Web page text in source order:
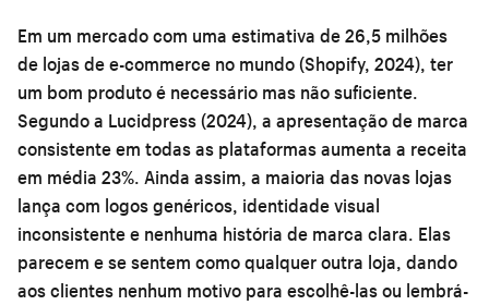
Em um mercado com uma estimativa de 26,5 milhões
de lojas de e-commerce no mundo (Shopify, 2024), ter
um bom produto é necessário mas não suficiente.
Segundo a Lucidpress (2024), a apresentação de marca
consistente em todas as plataformas aumenta a receita
em média 23%. Ainda assim, a maioria das novas lojas
lança com logos genéricos, identidade visual
inconsistente e nenhuma história de marca clara. Elas
parecem e se sentem como qualquer outra loja, dando
aos clientes nenhum motivo para escolhê-las ou lembrá-